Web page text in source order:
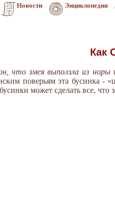
Новости Энциклопедия
Как
что змея выползла из норы
поверьям эта бусинка -
может сделать все,